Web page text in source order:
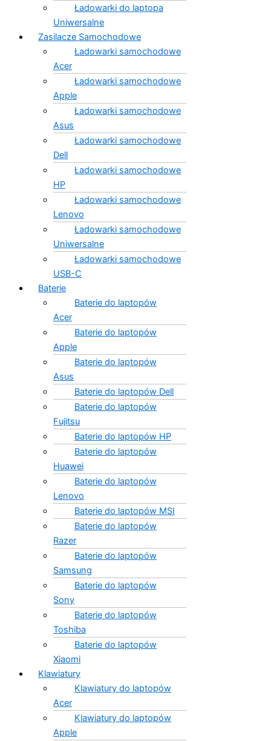
Ładowarki do laptopa
Uniwersalne
Zasilacze Samochodowe
Ładowarki samochodowe
Acer
Ładowarki samochodowe
Apple
Ładowarki samochodowe
Asus
Ładowarki samochodowe
Dell
Ładowarki samochodowe
HP
Ładowarki samochodowe
Lenovo
Ładowarki samochodowe
Uniwersalne
Ładowarki samochodowe
USB-C
Baterie
Baterie do laptopów
Acer
Baterie do laptopów
Apple
Baterie do laptopów
Asus
Baterie do laptopów Dell
Baterie do laptopów
Fujitsu
Baterie do laptopów HP
Baterie do laptopów
Huawei
Baterie do laptopów
Lenovo
Baterie do laptopów MSI
Baterie do laptopów
Razer
Baterie do laptopów
Samsung
Baterie do laptopów
Sony
Baterie do laptopów
Toshiba
Baterie do laptopów
Xiaomi
Klawiatury
Klawiatury do laptopów
Acer
Klawiatury do laptopów
Apple